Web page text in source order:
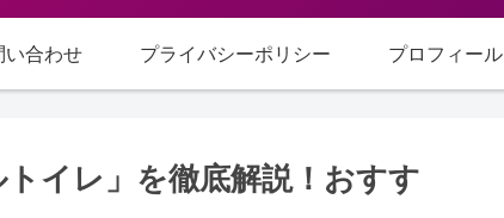
い合わせ プライバシーポリシー プロフィール
イレ」を徹底解説！おすす